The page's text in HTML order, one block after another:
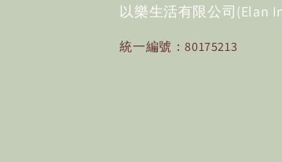
以樂生活有限公司(Elan
統一編號：80175213